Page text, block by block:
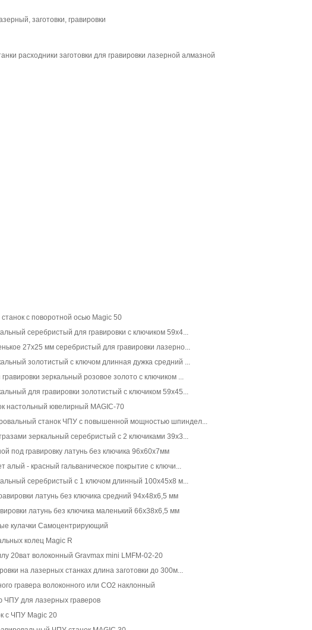
заготовки, гравировки
расходники заготовки для гравировки лазерной алмазной
с поворотной осью Magic 50
серебристый для гравировки с ключиком 59x4...
27x25 мм серебристый для гравировки лазерно...
золотистый с ключом длинная дужка средний ...
зеркальный розовое золото с ключиком ...
для гравировки золотистый с ключиком 59x45...
настольный ювелирный MAGIC-70
станок ЧПУ с повышенной мощностью шпиндел...
зеркальный серебристый с 2 ключиками 39x3...
под гравировку латунь без ключика 96x60x7мм
алый - красный гальваническое покрытие с ключи...
серебристый с 1 ключом длинный 100x45x8 м...
латунь без ключика средний 94x48x6,5 мм
латунь без ключика маленький 66x38x6,5 мм
кулачки Самоцентрирующий
колец Magic R
20ват волоконный Gravmax mini LMFM-02-20
на лазерных станках длина заготовки до 300м...
гравера волоконного или CO2 наклонный
ЧПУ для лазерных граверов
с ЧПУ Magic 20